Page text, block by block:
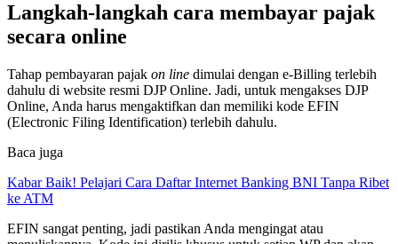
Langkah-langkah cara membayar pajak
secara online
Tahap pembayaran pajak on line dimulai dengan e-Billing terlebih
dahulu di website resmi DJP Online. Jadi, untuk mengakses DJP
Online, Anda harus mengaktifkan dan memiliki kode EFIN
(Electronic Filing Identification) terlebih dahulu.
Baca juga
Kabar Baik! Pelajari Cara Daftar Internet Banking BNI Tanpa Ribet
ke ATM
EFIN sangat penting, jadi pastikan Anda mengingat atau